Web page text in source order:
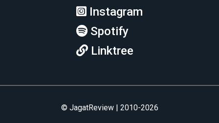
Instagram
Spotify
Linktree
© JagatReview | 2010-2026